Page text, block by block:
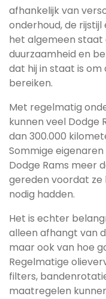
afhankelijk van
onderhoud, de
het algemeen staat
duurzaamheid en
dat hij in staat is
bereiken.
Met regelmatig
kunnen veel
dan 300.000
Sommige
Dodge Rams meer
gereden voordat ze
nodig hadden.
Het is echter
alleen afhangt van
maar ook van hoe
Regelmatige
filters,
maatregelen